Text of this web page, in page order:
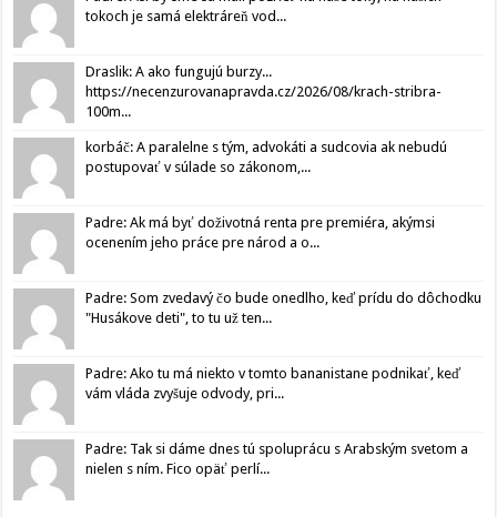
tokoch je samá elektráreň vod...
Draslik: A ako fungujú burzy...
https://necenzurovanapravda.cz/2026/08/krach-stribra-
100m...
korbáč: A paralelne s tým, advokáti a sudcovia ak nebudú
postupovať v súlade so zákonom,...
Padre: Ak má byť doživotná renta pre premiéra, akýmsi
ocenením jeho práce pre národ a o...
Padre: Som zvedavý čo bude onedlho, keď prídu do dôchodku
"Husákove deti", to tu už ten...
Padre: Ako tu má niekto v tomto bananistane podnikať, keď
vám vláda zvyšuje odvody, pri...
Padre: Tak si dáme dnes tú spoluprácu s Arabským svetom a
nielen s ním. Fico opäť perlí...